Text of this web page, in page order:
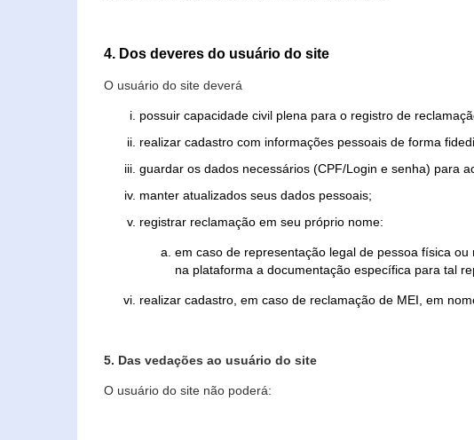
4. Dos deveres do usuário do site
O usuário do site deverá
possuir capacidade civil plena para o registro de
realizar cadastro com informações pessoais de forma
guardar os dados necessários (CPF/Login e senha) para
manter atualizados seus dados pessoais;
registrar reclamação em seu próprio nome:
em caso de representação legal de pessoa física
na plataforma a documentação específica para tal
realizar cadastro, em caso de reclamação de MEI, em
5. Das vedações ao usuário do site
O usuário do site não poderá: